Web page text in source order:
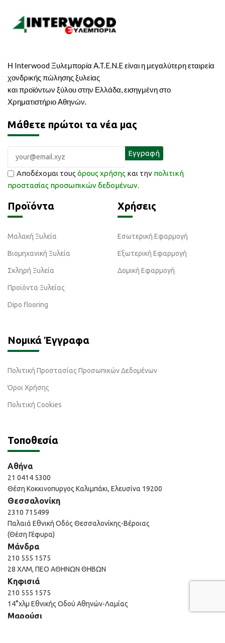
Η Interwood Ξυλεμπορία A.T.E.N.E είναι η μεγαλύτερη εταιρεία
χονδρικής πώλησης ξυλείας
και προϊόντων ξύλου στην Ελλάδα, εισηγμένη στο
Χρηματιστήριο Αθηνών.
Μάθετε πρώτοι τα νέα μας
Αποδέχομαι τους όρους χρήσης και την πολιτική
προστασίας προσωπικών δεδομένων.
Προϊόντα
Μαλακή Ξυλεία
Βιομηχανική Ξυλεία
Σκληρή Ξυλεία
Προϊόντα Ξυλείας
Dipo flooring
Χρήσεις
Εσωτερική Εφαρμογή
Εξωτερική Εφαρμογή
Δομική Εφαρμογή
Νομικά Έγγραφα
Πολιτική Προστασίας Προσωπικών Δεδομένων
Όροι Χρήσης
Πολιτική Cookies
Τοποθεσία
Αθήνα
21 0414 5300
Θέση Κοκκινοπυργος Καλιμπάκι, Ελευσίνα 19200
Θεσσαλονίκη
2310 715499
Παλαιά Εθνική Οδός Θεσσαλονίκης-Βέροιας
(Θέση Γέφυρα)
Μάνδρα
210 555 1575
28 ΧΛΜ, ΠΕΟ ΑΘΗΝΩΝ ΘΗΒΩΝ
Κηφισιά
210 555 1575
14°χλμ Εθνικής Οδού Αθηνών-Λαμίας
Μαρούσι